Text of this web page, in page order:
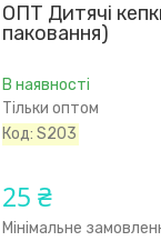
ОПТ Дитячі
паковання)
В наявності
Тільки оптом
Код:S203
25 ₴
Мінімальне